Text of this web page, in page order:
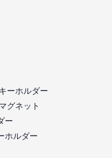
ーホルダー
グネット
ー
ホルダー